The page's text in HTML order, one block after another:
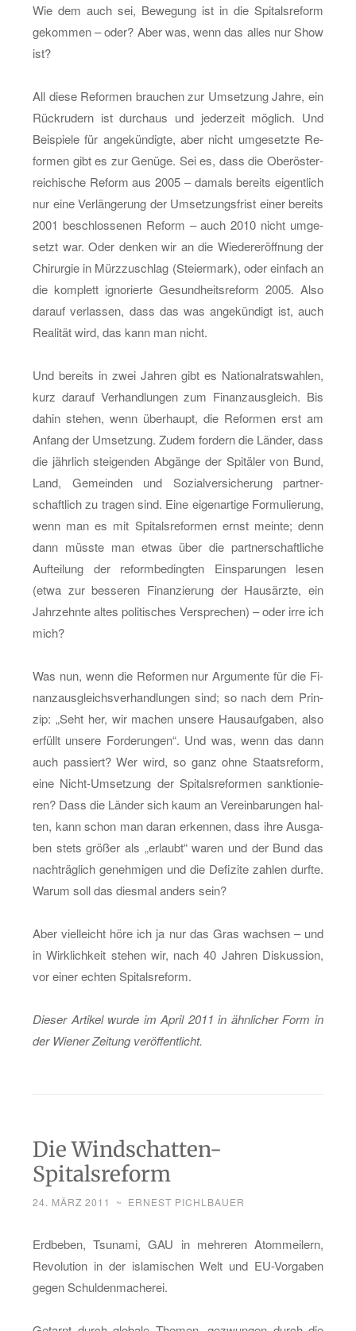
Wie dem auch sei, Be­we­gung ist in die Spi­tals­re­form
ge­kom­men – oder? Aber was, wenn das alles nur Show
ist?
All diese Re­for­men brau­chen zur Um­set­zung Jahre, ein
Rück­ru­dern ist durch­aus und je­der­zeit mög­lich. Und
Bei­spie­le für an­ge­kün­dig­te, aber nicht um­ge­setz­te Re­
for­men gibt es zur Ge­nü­ge. Sei es, dass die Ober­ös­ter­
rei­chi­sche Re­form aus 2005 – da­mals be­reits ei­gent­lich
nur eine Ver­län­ge­rung der Um­set­zungs­frist einer be­reits
2001 be­schlos­se­nen Re­form – auch 2010 nicht um­ge­
setzt war. Oder den­ken wir an die Wie­der­er­öff­nung der
Chir­ur­gie in Mürz­zu­schlag (Stei­er­mark), oder ein­fach an
die kom­plett igno­rier­te Ge­sund­heits­re­form 2005. Also
dar­auf ver­las­sen, dass das was an­ge­kün­digt ist, auch
Rea­li­tät wird, das kann man nicht.
Und be­reits in zwei Jah­ren gibt es Na­tio­nal­rats­wah­len,
kurz dar­auf Ver­hand­lun­gen zum Fi­nanz­aus­gleich. Bis
dahin ste­hen, wenn über­haupt, die Re­for­men erst am
An­fang der Um­set­zung. Zudem for­dern die Län­der, dass
die jähr­lich stei­gen­den Ab­gän­ge der Spi­tä­ler von Bund,
Land, Ge­mein­den und So­zi­al­ver­si­che­rung part­ner­
schaft­lich zu tra­gen sind. Eine ei­gen­ar­ti­ge For­mu­lie­rung,
wenn man es mit Spi­tals­re­for­men ernst mein­te; denn
dann müss­te man etwas über die part­ner­schaft­li­che
Auf­tei­lung der re­form­be­ding­ten Ein­spa­run­gen lesen
(etwa zur bes­se­ren Fi­nan­zie­rung der Haus­ärz­te, ein
Jahr­zehn­te altes po­li­ti­sches Ver­spre­chen) – oder irre ich
mich?
Was nun, wenn die Re­for­men nur Ar­gu­men­te für die Fi­
nanz­aus­gleichs­ver­hand­lun­gen sind; so nach dem Prin­
zip: „Seht her, wir ma­chen un­se­re Haus­auf­ga­ben, also
er­füllt un­se­re For­de­run­gen“. Und was, wenn das dann
auch pas­siert? Wer wird, so ganz ohne Staats­re­form,
eine Nicht-Um­set­zung der Spi­tals­re­for­men sank­tio­nie­
ren? Dass die Län­der sich kaum an Ver­ein­ba­run­gen hal­
ten, kann schon man daran er­ken­nen, dass ihre Aus­ga­
ben stets grö­ßer als „er­laubt“ waren und der Bund das
nach­träg­lich ge­neh­mi­gen und die De­fi­zi­te zah­len durf­te.
Warum soll das dies­mal an­ders sein?
Aber viel­leicht höre ich ja nur das Gras wach­sen – und
in Wirk­lich­keit ste­hen wir, nach 40 Jah­ren Dis­kus­si­on,
vor einer ech­ten Spi­tals­re­form.
Die­ser Ar­ti­kel wurde im April 2011 in ähn­li­cher Form in
der Wie­ner Zei­tung ver­öf­fent­licht.
Die Windschatten-
Spitalsreform
24. MÄRZ 2011 ~ ERNEST PICHLBAUER
Erd­be­ben, Tsu­na­mi, GAU in meh­re­ren Atom­mei­lern,
Re­vo­lu­ti­on in der is­la­mi­schen Welt und EU-Vor­ga­ben
gegen Schul­den­ma­che­rei.